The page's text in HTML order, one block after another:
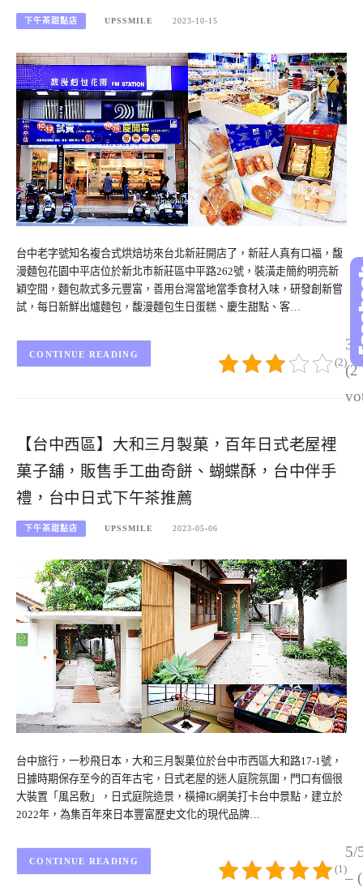
下午茶甜點店 UPSSMILE 2023-10-15
台中老字號知名複合式烘焙坊來台北新莊開店了，新莊人真有口福，馥
漫麵包花園中平店位於新北市新莊區中平路262號，裝潢走簡約明亮新
穎空間，麵包款式多元豐富，善用台灣當地當季食材入味，研發創新嘗
試，每日新鮮出爐麵包，馥漫麵包生日蛋糕、慶生甜點、客…
3/
(2
(2)
CONTINUE READING
【台中西區】大和三月製菓，百年日式老屋裡
菓子舖，販售手工曲奇餅、蝴蝶酥，台中伴手
禮，台中日式下午茶推薦
下午茶甜點店 UPSSMILE 2023-05-06
台中旅行，一秒飛日本，大和三月製菓位於台中市西區大和路17-1號，
日據時期保存至今的百年古宅，日式老屋的迷人庭院氛圍，門口有個很
大裝置「風呂敷」，日式庭院造景，橫掃IG網美打卡台中景點，建立於
2022年，為集百年來日本豐富歷史文化的現代品牌…
5/
–
(1)
CONTINUE READING